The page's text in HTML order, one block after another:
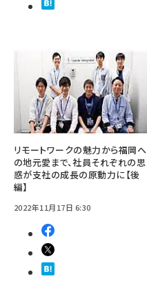
リモートワークの魅力から福岡へ
の地元愛まで、社員それぞれの思
惑が支社の成長の原動力に【後
編】
2022年11月17日 6:30